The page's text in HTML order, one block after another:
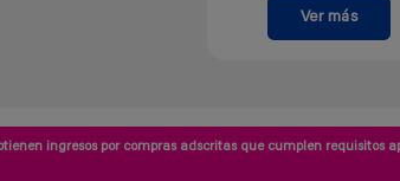
Ver más
ingresos por compras adscritas que cumplen requisitos